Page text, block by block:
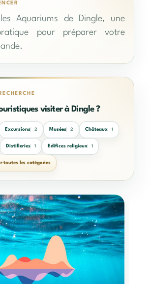
les Aquariums de Dingle, une
pour préparer votre
visiter à Dingle ?
Excursions 2 Musées 2 Châteaux 1
Distilleries 1 Edifices religieux 1
toutes les catégories